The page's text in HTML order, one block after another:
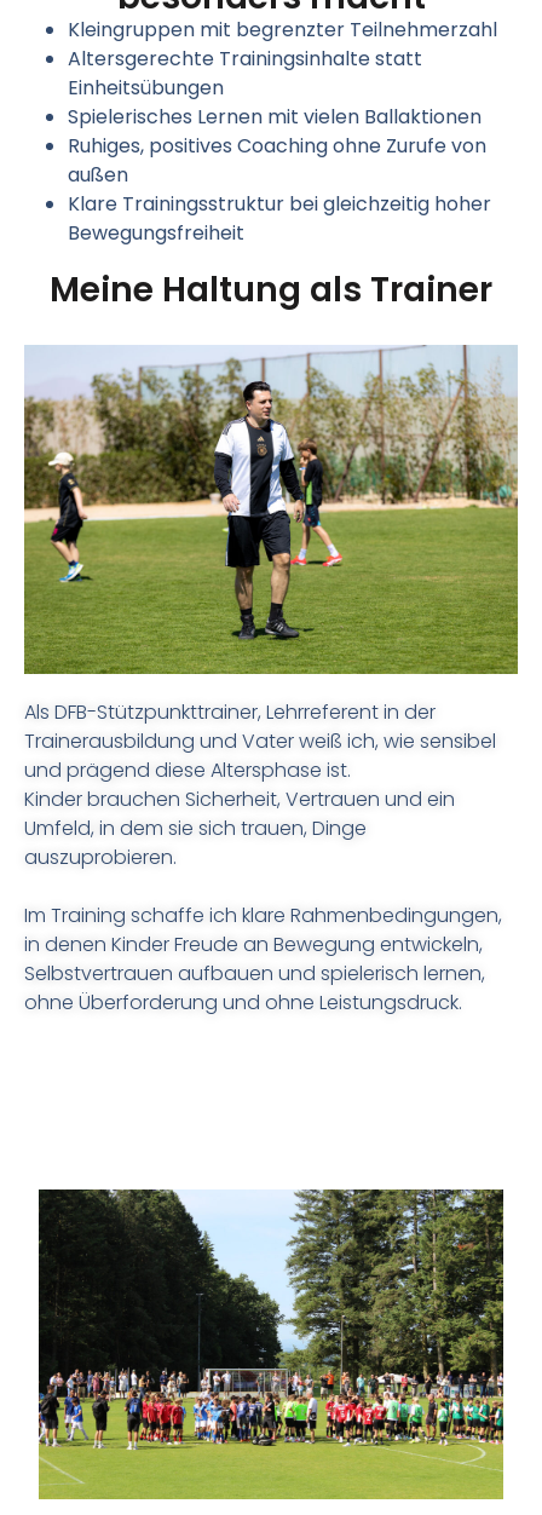
Kleingruppen mit begrenzter Teilnehmerzahl
Altersgerechte Trainingsinhalte statt
Einheitsübungen
Spielerisches Lernen mit vielen Ballaktionen
Ruhiges, positives Coaching ohne Zurufe von
außen
Klare Trainingsstruktur bei gleichzeitig hoher
Bewegungsfreiheit
Meine Haltung als Trainer
Als DFB-Stützpunkttrainer, Lehrreferent in der
Trainerausbildung und Vater weiß ich, wie sensibel
und prägend diese Altersphase ist.
Kinder brauchen Sicherheit, Vertrauen und ein
Umfeld, in dem sie sich trauen, Dinge
auszuprobieren.
Im Training schaffe ich klare Rahmenbedingungen,
in denen Kinder Freude an Bewegung entwickeln,
Selbstvertrauen aufbauen und spielerisch lernen,
ohne Überforderung und ohne Leistungsdruck.